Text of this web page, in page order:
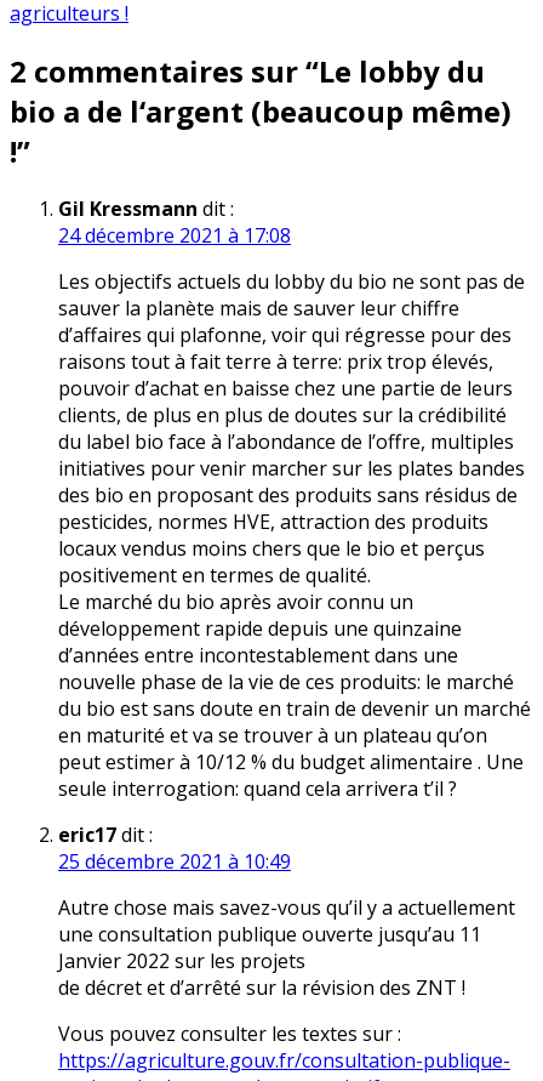
l’article
agriculteurs !
2 commentaires sur “Le lobby du
bio a de l‘argent (beaucoup même)
!”
Gil Kressmann dit :
24 décembre 2021 à 17:08
Les objectifs actuels du lobby du bio ne sont pas de
sauver la planète mais de sauver leur chiffre
d’affaires qui plafonne, voir qui régresse pour des
raisons tout à fait terre à terre: prix trop élevés,
pouvoir d’achat en baisse chez une partie de leurs
clients, de plus en plus de doutes sur la crédibilité
du label bio face à l’abondance de l’offre, multiples
initiatives pour venir marcher sur les plates bandes
des bio en proposant des produits sans résidus de
pesticides, normes HVE, attraction des produits
locaux vendus moins chers que le bio et perçus
positivement en termes de qualité.
Le marché du bio après avoir connu un
développement rapide depuis une quinzaine
d’années entre incontestablement dans une
nouvelle phase de la vie de ces produits: le marché
du bio est sans doute en train de devenir un marché
en maturité et va se trouver à un plateau qu’on
peut estimer à 10/12 % du budget alimentaire . Une
seule interrogation: quand cela arrivera t’il ?
eric17dit :
25 décembre 2021 à 10:49
Autre chose mais savez-vous qu’il y a actuellement
une consultation publique ouverte jusqu’au 11
Janvier 2022 sur les projets
de décret et d’arrêté sur la révision des ZNT !
Vous pouvez consulter les textes sur :
https://agriculture.gouv.fr/consultation-publique-